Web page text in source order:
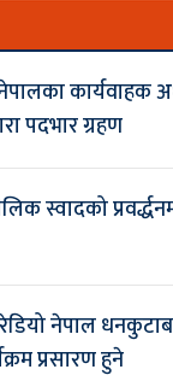
कार्यवाहक
पदभार ग्रहण
स्वादको
नेपाल
प्रसारण हुने